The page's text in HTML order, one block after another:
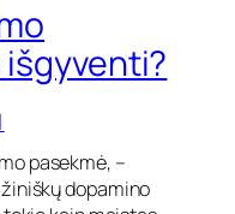
išgyventi?
pasekmė, –
dopamino